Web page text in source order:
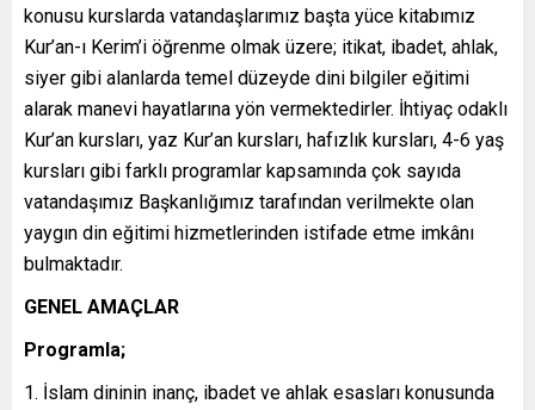
konusu kurslarda vatandaşlarımız başta yüce kitabımız
Kur’an-ı Kerim’i öğrenme olmak üzere; itikat, ibadet, ahlak,
siyer gibi alanlarda temel düzeyde dini bilgiler eğitimi
alarak manevi hayatlarına yön vermektedirler. İhtiyaç odaklı
Kur’an kursları, yaz Kur’an kursları, hafızlık kursları, 4-6 yaş
kursları gibi farklı programlar kapsamında çok sayıda
vatandaşımız Başkanlığımız tarafından verilmekte olan
yaygın din eğitimi hizmetlerinden istifade etme imkânı
bulmaktadır.
GENEL AMAÇLAR
Programla;
İslam dininin inanç, ibadet ve ahlak esasları konusunda